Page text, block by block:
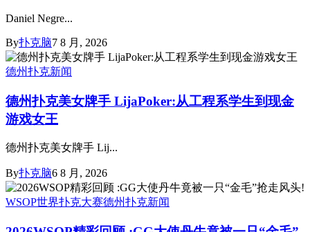
Daniel Negre...
By扑克脑7 8 月, 2026
德州扑克新闻
德州扑克美女牌手 LijaPoker:从工程系学生到现金
游戏女王
德州扑克美女牌手 Lij...
By扑克脑6 8 月, 2026
WSOP世界扑克大赛德州扑克新闻